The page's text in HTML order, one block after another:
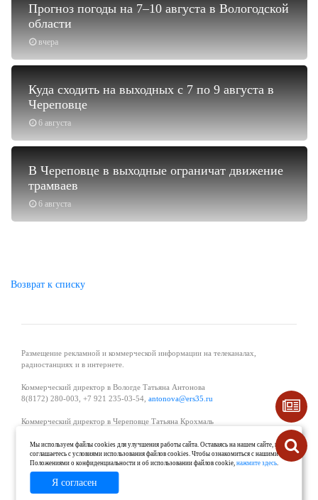
вчера
Прогноз погоды на 7–10 августа в Вологодской
области
6 августа
Куда сходить на выходных с 7 по 9 августа в
Череповце
6 августа
В Череповце в выходные ограничат движение
трамваев
Возврат к списку
Размещение рекламной и коммерческой информации на телеканалах,
радиостанциях и в интернете.
Коммерческий директор в Вологде Татьяна Антонова
8(8172) 280-003, +7 921 235-03-54, antonova@ers35.ru
Коммерческий директор в Череповце Татьяна Крохмаль
Начальник отдела рекламы в Великом Устюге Екатерина Вьюжанина 8(81738)
2-04-44, +7 921 125-06-40,katrinv81@mail.ru
О проекте
Мы используем файлы cookies для улучшения работы сайта. Оставаясь на нашем сайте, вы
соглашаетесь с условиями использования файлов cookies. Чтобы ознакомиться с нашими
Положениями о конфиденциальности и об использовании файлов cookie,нажмите здесь.
Я согласен